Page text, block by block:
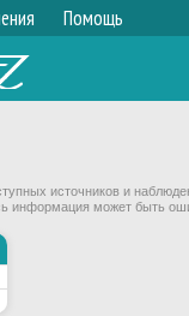
Помощь
источников и
информация может быть